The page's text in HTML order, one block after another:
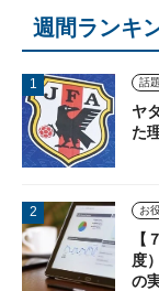
週間ランキ
話題
ヤ
た
【
度
の